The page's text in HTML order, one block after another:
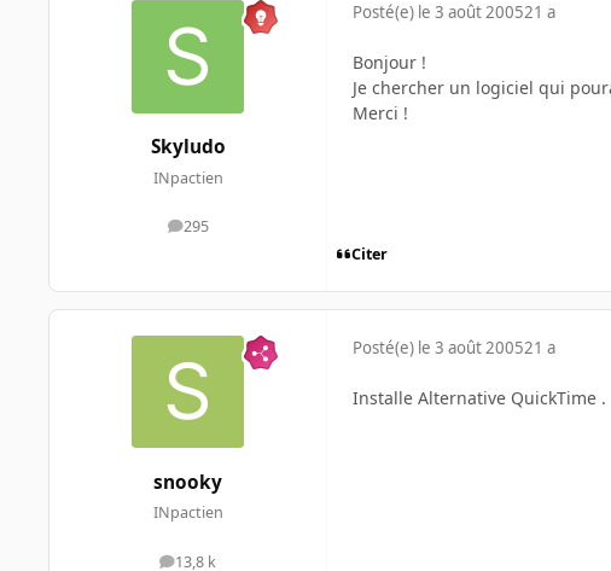
Skyludo
INpactien
295
messages
Posté(e) le 3 août 200521 a
Bonjour !
Je chercher un logiciel qui
Merci !
Citer
snooky
INpactien
13,8 k
Posté(e) le 3 août 200521 a
Installe Alternative QuickTime .